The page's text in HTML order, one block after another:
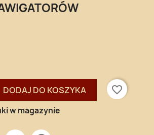
DODAJ DO KOSZYKA
favorite_border
w magazynie